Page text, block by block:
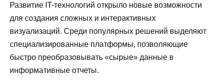
Развитие IT-технологий открыло новые возможности
для создания сложных и интерактивных
визуализаций. Среди популярных решений выделяют
специализированные платформы, позволяющие
быстро преобразовывать «сырые» данные в
информативные отчеты.